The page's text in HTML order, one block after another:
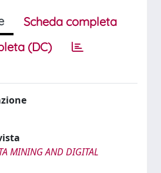
Scheda completa
(DC)
MINING AND DIGITAL